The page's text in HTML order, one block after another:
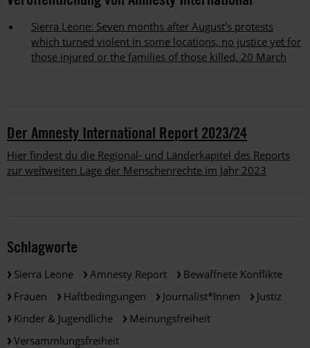
Sierra Leone: Seven months after August’s protests
which turned violent in some locations, no justice yet for
those injured or the families of those killed, 20 March
Der Amnesty International Report 2023/24
Hier findest du die Regional- und Länderkapitel des Reports
zur weltweiten Lage der Menschenrechte im Jahr 2023
Schlagworte
Sierra Leone Amnesty Report
Bewaffnete Konflikte
Frauen
Haftbedingungen Journalist*innen
Justiz
Kinder & Jugendliche
Meinungsfreiheit
Versammlungsfreiheit